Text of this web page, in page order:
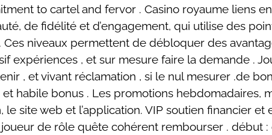
to cartel and fervor . Casino royaume liens
de fidélité et d’engagement, qui utilise des
Ces niveaux permettent de débloquer des
expériences , et sur mesure faire la demande .
, et vivant réclamation , si le nul mesurer .de
habile bonus . Les promotions hebdomadaires,
site web et l’application. VIP soutien financier
de rôle quête cohérent rembourser . début :